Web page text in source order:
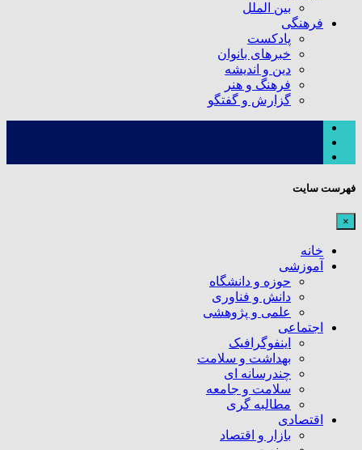
بین الملل
فرهنگی
پادکست
خبرهای بانوان
دین و اندیشه
فرهنگ و هنر
گزارش و گفتگو
فهرست سایت
×
خانه
آموزشی
حوزه و دانشگاه
دانش و فناوری
علمی و پژوهشی
اجتماعی
اینفوگرافیک
بهداشت و سلامت
چندرسانه ای
سلامت و جامعه
مطالبه گری
اقتصادی
بازار و اقتصاد